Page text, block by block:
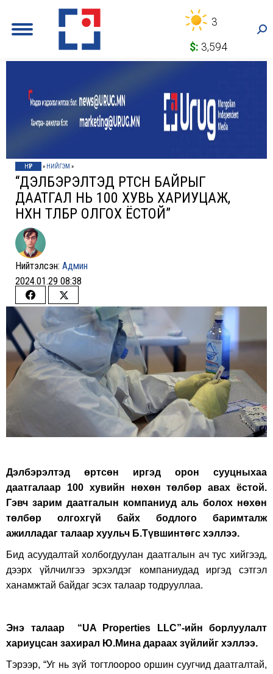
3
$: 3,594
НҮҮР » НИЙГЭМ »
“ДЭЛБЭРЭЛТЭД ӨРТСӨН БАЙРЫГ
ДААТГАЛ НЬ 100 ХУВЬ ХАРИУЦАЖ,
НӨХӨН ТӨЛБӨР ОЛГОХ ЁСТОЙ”
Нийтэлсэн: Админ
2024.01.29 08:38
Share
Facebook
Share
on
Twitter
Дэлбэрэлтэд өртсөн иргэд орон сууцныхаа
даатгалаар 100 хувийн нөхөн төлбөр авах ёстой.
Гэвч зарим даатгалын компаниуд аль болох нөхөн
төлбөр олгохгүй байх бодлого баримталж
ажилладаг талаар хуульч Б.Түвшинтөгс хэллээ.
Бид асуудалтай холбогдуулан даатгалын ач тус хийгээд,
дээрх үйлчилгээ эрхэлдэг компаниудад иргэд сэтгэл
ханамжтай байдаг эсэх талаар тодрууллаа.
Энэ талаар “UA Properties LLC”-ийн борлуулалт
хариуцсан захирал Ю.Мина дараах зүйлийг хэллээ.
Тэрээр, “Уг нь зүй тогтлоороо оршин суугчид даатгалтай,